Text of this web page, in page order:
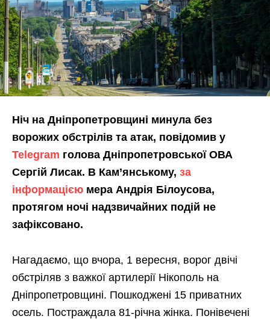
Ніч на Дніпропетровщині минула без
ворожих обстрілів та атак, повідомив у
Telegram голова Дніпропетровської ОВА
Сергій Лисак. В Кам’янському, за
інформацією мера Андрія Білоусова,
протягом ночі надзвичайних подій не
зафіксовано.
Нагадаємо, що вчора, 1 вересня, ворог двічі
обстріляв з важкої артилерії Нікополь на
Дніпропетровщині. Пошкоджені 15 приватних
осель. Постраждала 81-річна жінка. Понівечені